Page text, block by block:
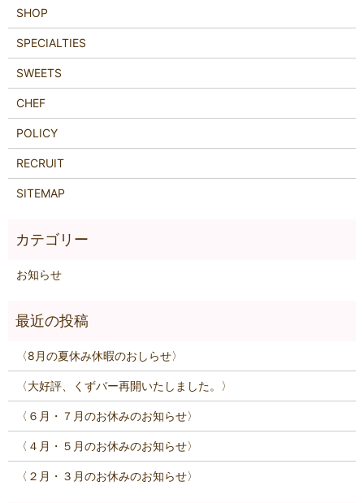
SHOP
SPECIALTIES
SWEETS
CHEF
POLICY
RECRUIT
SITEMAP
お知らせ
〈8月の夏休み休暇のおしらせ〉
〈大好評、くずバー再開いたしました。〉
〈６月・７月のお休みのお知らせ〉
〈４月・５月のお休みのお知らせ〉
〈２月・３月のお休みのお知らせ〉